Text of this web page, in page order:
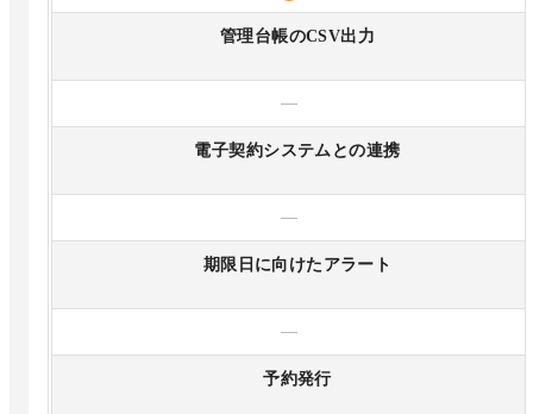
管理台帳のCSV出力
—
電子契約システムとの連携
—
期限日に向けたアラート
—
予約発行